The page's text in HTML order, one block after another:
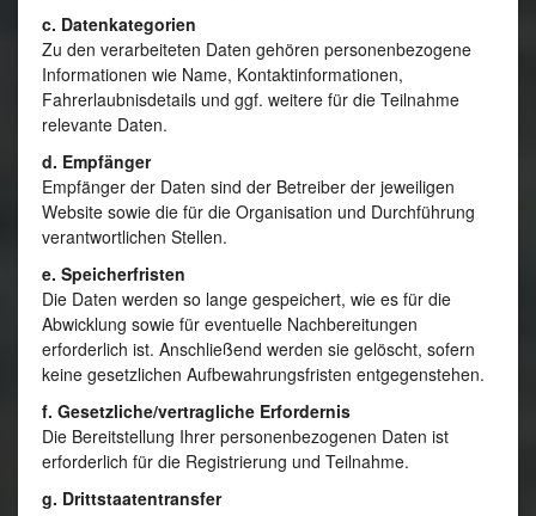
c. Datenkategorien
Zu den verarbeiteten Daten gehören personenbezogene
Informationen wie Name, Kontaktinformationen,
Fahrerlaubnisdetails und ggf. weitere für die Teilnahme
relevante Daten.
d. Empfänger
Empfänger der Daten sind der Betreiber der jeweiligen
Website sowie die für die Organisation und Durchführung
verantwortlichen Stellen.
e. Speicherfristen
Die Daten werden so lange gespeichert, wie es für die
Abwicklung sowie für eventuelle Nachbereitungen
erforderlich ist. Anschließend werden sie gelöscht, sofern
keine gesetzlichen Aufbewahrungsfristen entgegenstehen.
f. Gesetzliche/vertragliche Erfordernis
Die Bereitstellung Ihrer personenbezogenen Daten ist
erforderlich für die Registrierung und Teilnahme.
g. Drittstaatentransfer